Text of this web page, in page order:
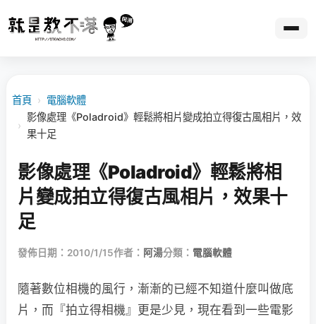
首頁 › 電腦軟體
›
影像處理《Poladroid》輕鬆將相片變成拍立得復古風相片，效
果十足
影像處理《Poladroid》輕鬆將相
片變成拍立得復古風相片，效果十
足
發佈日期：2010/1/15作者： 阿湯分類： 電腦軟體
隨著數位相機的風行，漸漸的已經不知道什麼叫做底
片，而『拍立得相機』更是少見，現在看到一些電影